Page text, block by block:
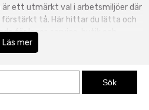
är ett utmärkt val i arbetsmiljöer där
förstärkt tå. Här hittar du lätta och
för lager, service, butik och
Läs mer